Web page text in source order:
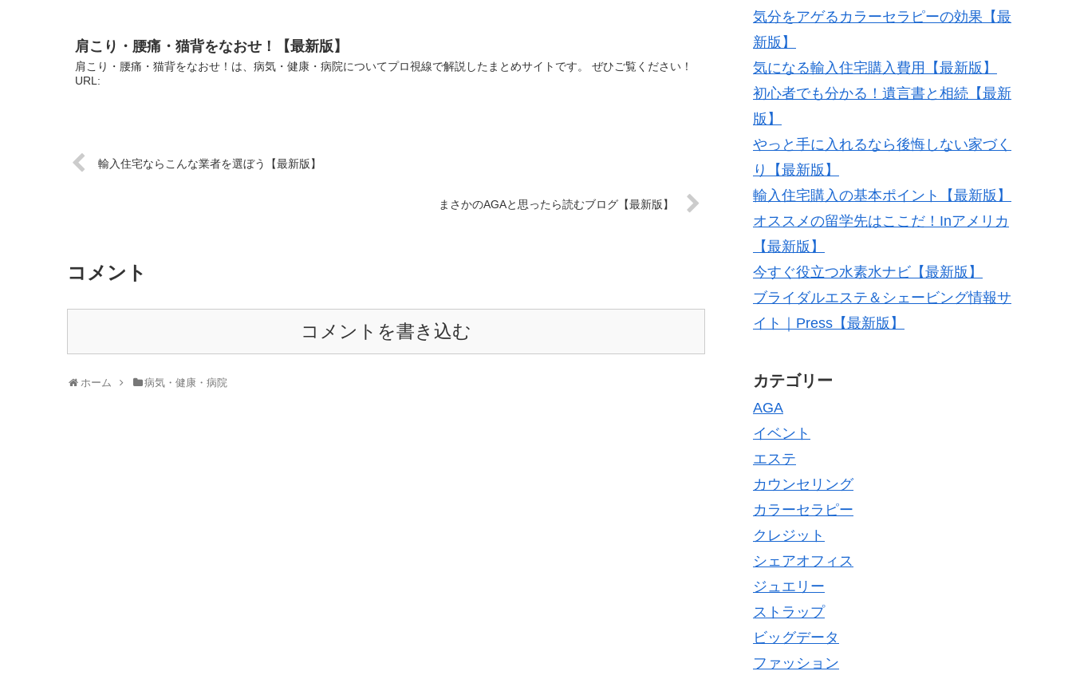
肩こり・腰痛・猫背をなおせ！【最新版】
肩こり・腰痛・猫背をなおせ！は、病気・健康・病院についてプロ視線で解説したまとめサイトです。 ぜひご覧ください！
URL:
輸入住宅ならこんな業者を選ぼう【最新版】
まさかのAGAと思ったら読むブログ【最新版】
コメント
コメントを書き込む
ホーム 病気・健康・病院
気分をアゲるカラーセラピーの効果【最
新版】
気になる輸入住宅購入費用【最新版】
初心者でも分かる！遺言書と相続【最新
版】
やっと手に入れるなら後悔しない家づく
り【最新版】
輸入住宅購入の基本ポイント【最新版】
オススメの留学先はここだ！Inアメリカ
【最新版】
今すぐ役立つ水素水ナビ【最新版】
ブライダルエステ＆シェービング情報サ
イト｜Press【最新版】
カテゴリー
AGA
イベント
エステ
カウンセリング
カラーセラピー
クレジット
シェアオフィス
ジュエリー
ストラップ
ビッグデータ
ファッション